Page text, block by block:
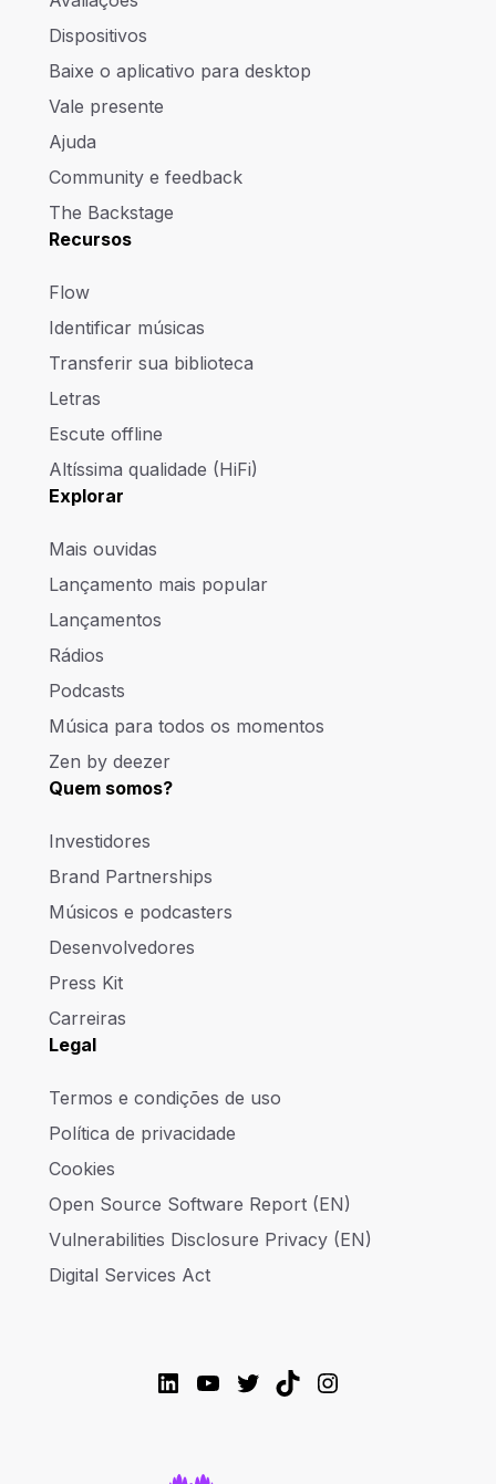
Dispositivos
Baixe o aplicativo para desktop
Vale presente
Ajuda
Community e feedback
The Backstage
Recursos
Flow
Identificar músicas
Transferir sua biblioteca
Letras
Escute offline
Altíssima qualidade (HiFi)
Explorar
Mais ouvidas
Lançamento mais popular
Lançamentos
Rádios
Podcasts
Música para todos os momentos
Zen by deezer
Quem somos?
Investidores
Brand Partnerships
Músicos e podcasters
Desenvolvedores
Press Kit
Carreiras
Legal
Termos e condições de uso
Política de privacidade
Cookies
Open Source Software Report (EN)
Vulnerabilities Disclosure Privacy (EN)
Digital Services Act
LinkedIn
YouTube
Twitter
TikTokInstagram